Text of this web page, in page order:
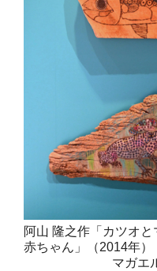
阿山 隆之作「カツオ
赤ちゃん」（2014年
マガエ